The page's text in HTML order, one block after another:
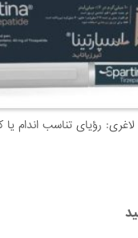
لاغری: رؤیای تناسب اندام